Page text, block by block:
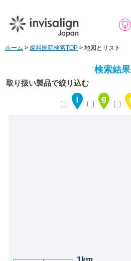
ホーム > 歯科医院検索TOP > 地図とリスト
検索結果
取り扱い製品で絞り込む